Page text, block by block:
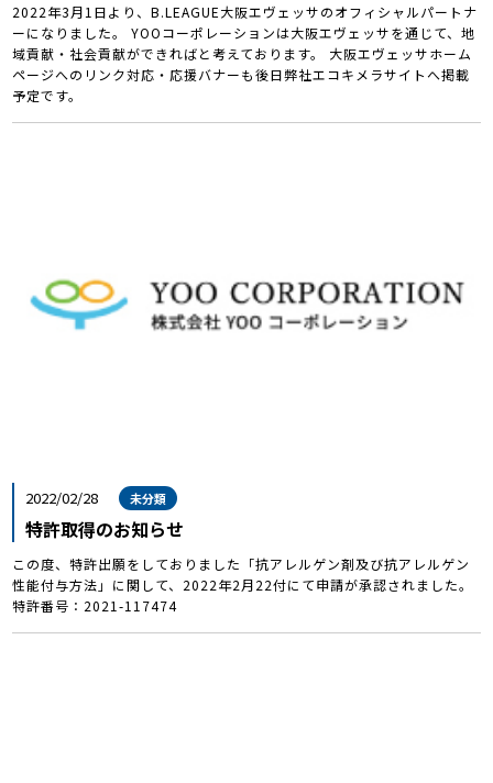
2022年3月1日より、B.LEAGUE大阪エヴェッサのオフィシャルパートナ
ーになりました。 YOOコーポレーションは大阪エヴェッサを通じて、地
域貢献・社会貢献ができればと考えております。 大阪エヴェッサホーム
ページへのリンク対応・応援バナーも後日弊社エコキメラサイトへ掲載
予定です。
2022/02/28 未分類
特許取得のお知らせ
この度、特許出願をしておりました「抗アレルゲン剤及び抗アレルゲン
性能付与方法」に関して、2022年2月22付にて申請が承認されました。
特許番号：2021-117474